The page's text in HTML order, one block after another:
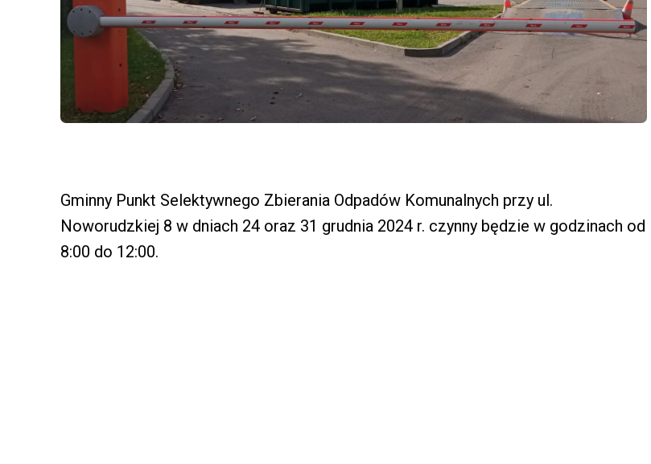
Gminny Punkt Selektywnego Zbierania Odpadów Komunalnych przy ul.
Noworudzkiej 8 w dniach 24 oraz 31 grudnia 2024 r. czynny będzie w godzinach od
8:00 do 12:00.